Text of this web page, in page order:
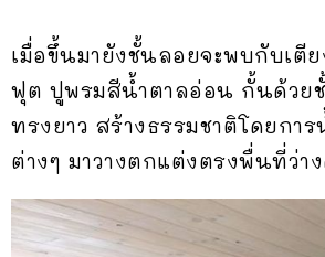
เมื่อขึ้นมายังชั้นลอยจะพบกับเตี
ฟุต ปูพรมสีน้ำตาลอ่อน กั้นด้วย
ทรงยาว สร้างธรรมชาติโดยกา
ต่างๆ มาวางตกแต่งตรงพื่นที่ว่า